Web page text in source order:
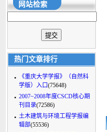
网站检索
热门文章排行
《重庆大学学报》（自然科
学版）入口(75648)
2007~2008年度CSCD核心期
刊目录(72586)
土木建筑与环境工程学报编
辑部(55536)